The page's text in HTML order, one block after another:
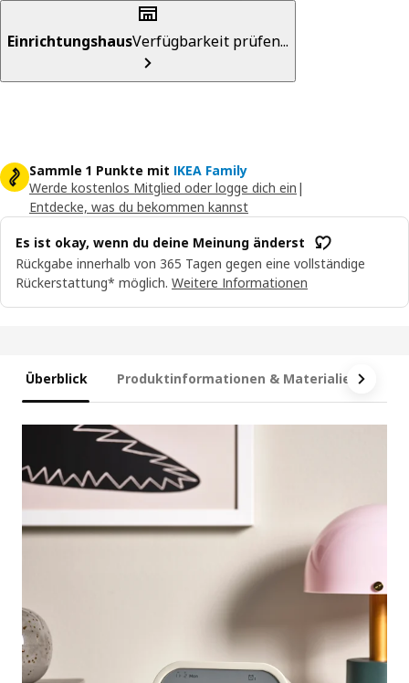
EinrichtungshausVerfügbarkeit prüfen...
Sammle 1 Punkte mit IKEA Family
Werde kostenlos Mitglied oder logge dich ein |
Entdecke, was du bekommen kannst
Es ist okay, wenn du deine Meinung änderst
Rückgabe innerhalb von 365 Tagen gegen eine vollständige
Rückerstattung* möglich. Weitere Informationen
Überblick Produktinformationen & Materialien